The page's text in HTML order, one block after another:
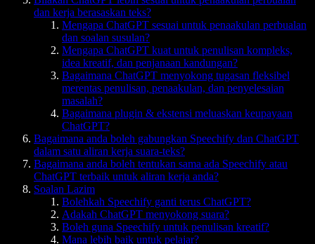
dan kerja berasaskan teks?
Mengapa ChatGPT sesuai untuk penaakulan perbualan
dan soalan susulan?
Mengapa ChatGPT kuat untuk penulisan kompleks,
idea kreatif, dan penjanaan kandungan?
Bagaimana ChatGPT menyokong tugasan fleksibel
merentas penulisan, penaakulan, dan penyelesaian
masalah?
Bagaimana plugin & ekstensi meluaskan keupayaan
ChatGPT?
Bagaimana anda boleh gabungkan Speechify dan ChatGPT
dalam satu aliran kerja suara-teks?
Bagaimana anda boleh tentukan sama ada Speechify atau
ChatGPT terbaik untuk aliran kerja anda?
Soalan Lazim
Bolehkah Speechify ganti terus ChatGPT?
Adakah ChatGPT menyokong suara?
Boleh guna Speechify untuk penulisan kreatif?
Mana lebih baik untuk pelajar?